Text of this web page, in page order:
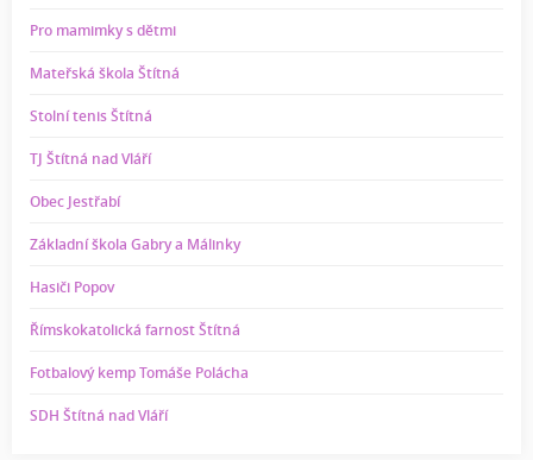
Pro mamimky s dětmi
Mateřská škola Štítná
Stolní tenis Štítná
TJ Štítná nad Vláří
Obec Jestřabí
Základní škola Gabry a Málinky
Hasiči Popov
Římskokatolická farnost Štítná
Fotbalový kemp Tomáše Polácha
SDH Štítná nad Vláří